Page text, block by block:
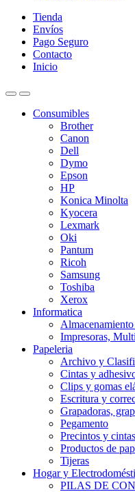
Tienda
Envíos
Pago Seguro
Contacto
Inicio
Consumibles
Brother
Canon
Dell
Dymo
Epson
HP
Konica Minolta
Kyocera
Lexmark
Oki
Pantum
Ricoh
Samsung
Toshiba
Xerox
Informatica
Impresoras,
Papeleria
Archivo y
Cintas y
Clips y gomas
Escritura y
Grapadoras,
Pegamento
Precintos y
Productos de
Tijeras
Hogar y
PILAS DE